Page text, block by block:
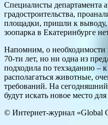
Специалисты департамента
градостроительства,
площадки, пришли к выводу,
зоопарка в Екатеринбурге
Напомним, о необходимости
70-ти лет, но ни одна из
подходила по техзаданию –
располагаться животные,
требований. На сегодняшний
будут искать новое место
© Интернет-журнал «Global